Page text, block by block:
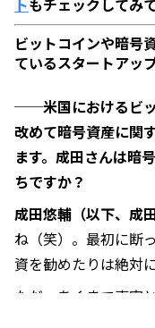
トもチェックしてみ
ビットコインや暗号
ているスタートアッ
──米国におけるビッ
改めて暗号資産に関
ます。成田さんは暗
ちですか？
成田悠輔（以下、成田
ね（笑）。最初に断
資を勧めたりは絶対
ただ、あくまで事実